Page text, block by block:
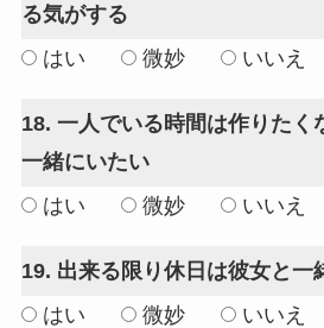
る気がする
はい
微妙 いいえ
18. 一人でいる時間は作りたく
一緒にいたい
はい
微妙 いいえ
19. 出来る限り休日は彼女と一
はい
微妙 いいえ